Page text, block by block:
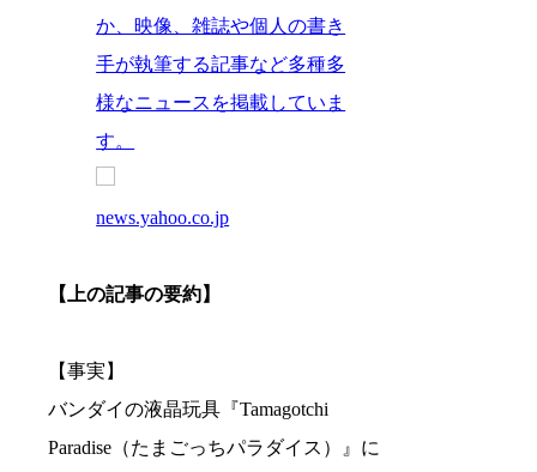
か、映像、雑誌や個人の書き
手が執筆する記事など多種多
様なニュースを掲載していま
す。
news.yahoo.co.jp
【上の記事の要約】
【事実】
バンダイの液晶玩具『Tamagotchi
Paradise（たまごっちパラダイス）』に